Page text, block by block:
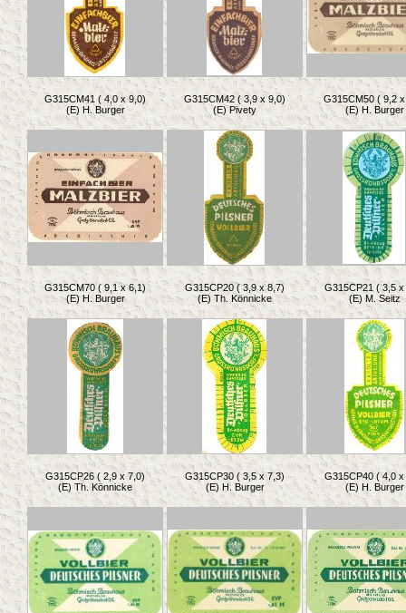
G315CM41 ( 4,0 x 9,0)
(E) H. Burger
G315CM42 ( 3,9 x 9,0)
(E) Pivety
G315CM50 ( 9,2
(E) H. Burger
G315CM70 ( 9,1 x 6,1)
(E) H. Burger
G315CP20 ( 3,9 x 8,7)
(E) Th. Könnicke
G315CP21 ( 3,5 x
(E) M. Seitz
G315CP26 ( 2,9 x 7,0)
(E) Th. Könnicke
G315CP30 ( 3,5 x 7,3)
(E) H. Burger
G315CP40 ( 4,0 x
(E) H. Burger